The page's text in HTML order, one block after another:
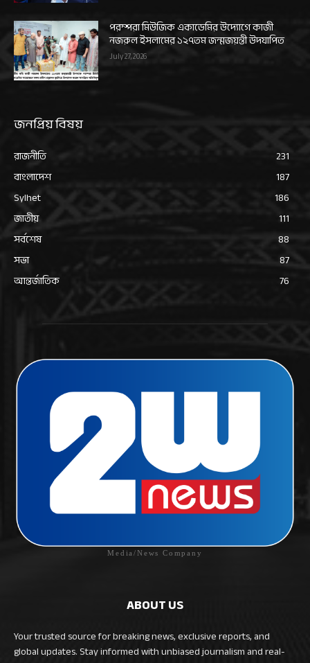
পরম্পরা মিউজিক একাডেমির উদ্যোগে কাজী
নজরুল ইসলামের ১২৭তম জন্মজয়ন্তী উদযাপিত
July 27, 2026
জনপ্রিয় বিষয়
রাজনীতি
231
বাংলাদেশ
187
Sylhet
186
জাতীয়
111
সর্বশেষ
88
সভা
87
আন্তর্জাতিক
76
Media/News Company
ABOUT US
Your trusted source for breaking news, exclusive reports, and
global updates. Stay informed with unbiased journalism and real-